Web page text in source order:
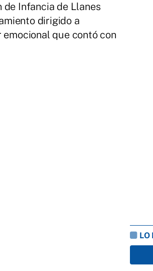
de Infancia de Llanes
dirigido a
emocional que contó con
LO